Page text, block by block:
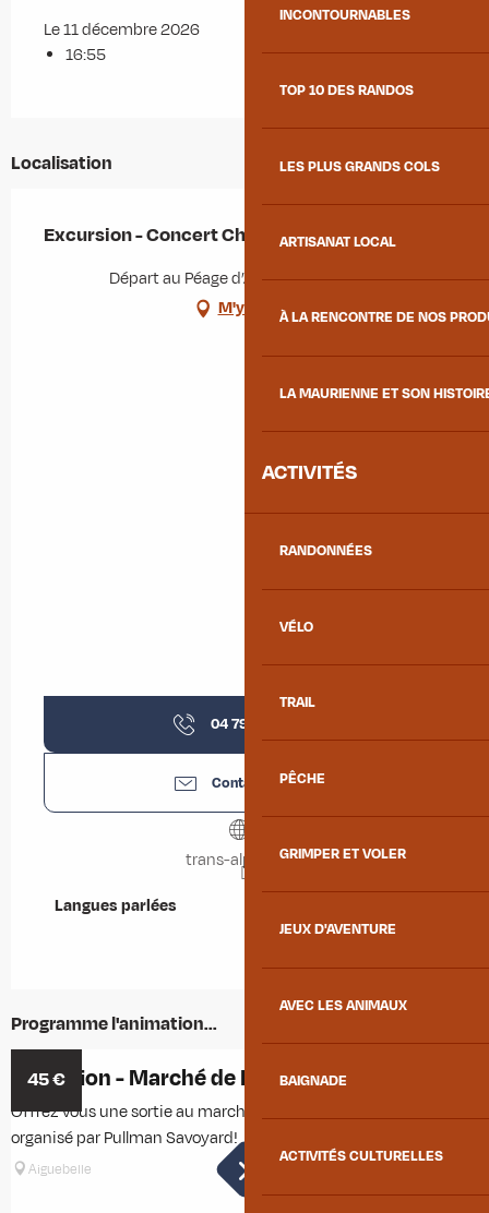
INCONTOURNABLES
TOP 10 DES RANDOS
LES PLUS GRANDS COLS
ARTISANAT LOCAL
À LA RENCONTRE DE NOS
LA MAURIENNE ET SON
ACTIVITÉS
RANDONNÉES
VÉLO
TRAIL
PÊCHE
GRIMPER ET VOLER
JEUX D'AVENTURE
AVEC LES ANIMAUX
BAIGNADE
ACTIVITÉS CULTURELLES
Le 11 décembre 2026
16:55
Localisation
Excursion - Concert Christophe Mae à Lyon
Départ au Péage d’Aiton, 73220 Aiton
M'y rendre
04 79 36 20
Contactez-nous
trans-alpes.com
Langues parlées
Langues parlées
Programme l'animation...
45€
Excursion - Marché de Pinerolo
Offrez vous une sortie au marché de Pinerolo en Italie
organisé par Pullman Savoyard!
Aiguebelle